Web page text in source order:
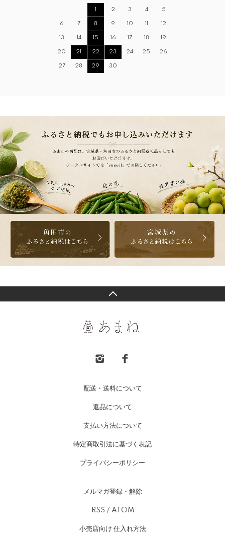
1 2 3 4 5
6 7 8 9 10 11 12
13 14 15 16 17 18 19
20 21 22 23 24 25 26
27 28 29 30
配送・送料について
返品について
支払い方法について
特定商取引法に基づく表記
プライバシーポリシー
メルマガ登録・解除
RSS / ATOM
小売店向け 仕入れ方法